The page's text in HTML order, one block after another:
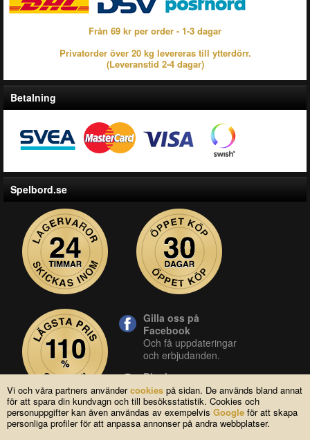
Vi och våra partners användercookies på sidan. De används bland annat
för att spara din kundvagn och till besöksstatistik. Cookies och
personuppgifter kan även användas av exempelvis Google för att skapa
personliga profiler för att anpassa annonser på andra webbplatser.
Från 69 kr per order - 1-3 dagar
Privatorder över 20 kg levereras till ytterdörr.
(Leveranstid 2-4 dagar)
Betalning
Spelbord.se
Gilla oss på
Facebook
Och få uppdateringar
och erbjudanden.
Blocket
Vår butik på blocket.
YouTube
Se våra produkter live